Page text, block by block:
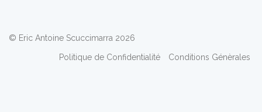
© Eric Antoine Scuccimarra 2026
Politique de Confidentialité Conditions Génèrales